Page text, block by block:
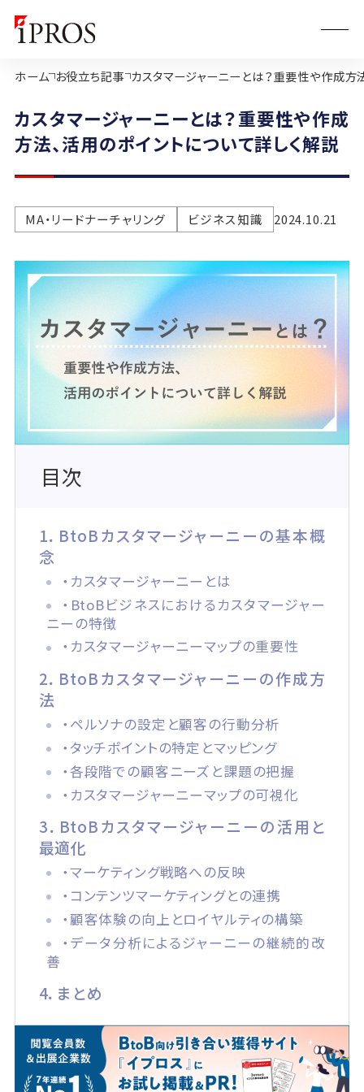
ホーム お役立ち記事 カスタマージャーニーとは？重要性や作成方
カスタマージャーニーとは？重要性や作成
方法、活用のポイントについて詳しく解説
MA・リードナーチャリング ビジネス知識 2024.10.21
目次
1．BtoBカスタマージャーニーの基本概
念
・カスタマージャーニーとは
・BtoBビジネスにおけるカスタマージャー
ニーの特徴
・カスタマージャーニーマップの重要性
2．BtoBカスタマージャーニーの作成方
法
・ペルソナの設定と顧客の行動分析
・タッチポイントの特定とマッピング
・各段階での顧客ニーズと課題の把握
・カスタマージャーニーマップの可視化
3．BtoBカスタマージャーニーの活用と
最適化
・マーケティング戦略への反映
・コンテンツマーケティングとの連携
・顧客体験の向上とロイヤルティの構築
・データ分析によるジャーニーの継続的改
善
4．まとめ